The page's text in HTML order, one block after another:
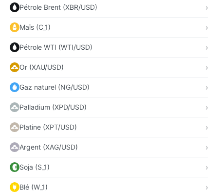
Pétrole Brent (XBR/USD)
Maïs (C_1)
Pétrole WTI (WTI/USD)
Or (XAU/USD)
Gaz naturel (NG/USD)
Palladium (XPD/USD)
Platine (XPT/USD)
Argent (XAG/USD)
Soja (S_1)
Blé (W_1)